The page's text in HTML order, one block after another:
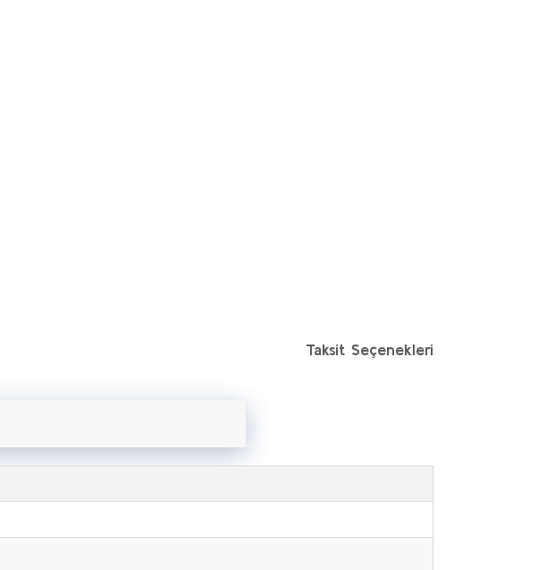
Taksit Seçenekleri